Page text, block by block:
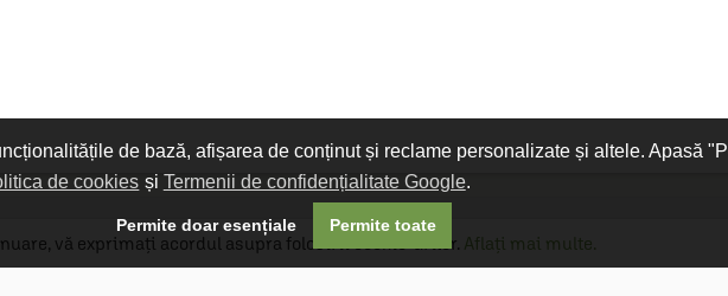
de bază, afișarea de conținut și reclame personalizate și altele. Apasă
de cookies și Termenii de confidențialitate Google.
Permite doar esențiale Permite toate
Livrare gratuită
vă exprimați acordul asupra folosirii cookie-urilor. Aflați mai multe.